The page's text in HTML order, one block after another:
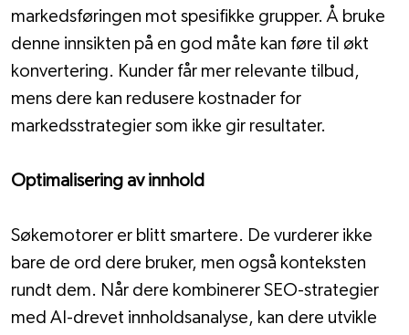
markedsføringen mot spesifikke grupper. Å bruke
denne innsikten på en god måte kan føre til økt
konvertering. Kunder får mer relevante tilbud,
mens dere kan redusere kostnader for
markedsstrategier som ikke gir resultater.
Optimalisering av innhold
Søkemotorer er blitt smartere. De vurderer ikke
bare de ord dere bruker, men også konteksten
rundt dem. Når dere kombinerer SEO-strategier
med AI-drevet innholdsanalyse, kan dere utvikle